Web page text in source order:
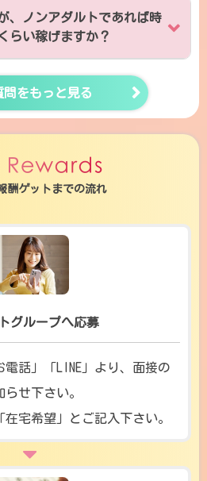
、ノンアダルトであれば時
らい稼げますか？
問をもっと見る
酬ゲットまでの流れ
グループへ応募
電話」「LINE」より、面接の
せ下さい。
宅希望」とご記入下さい。